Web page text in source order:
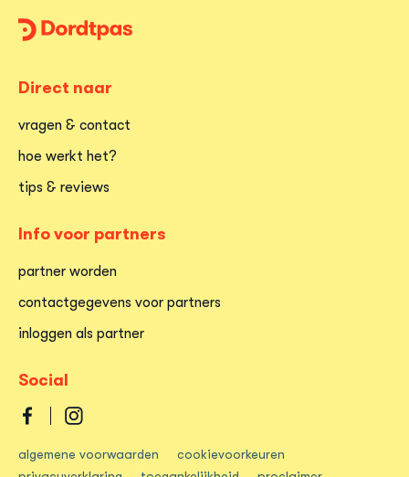
Dordtpas
Direct naar
vragen & contact
hoe werkt het?
tips & reviews
Info voor partners
partner worden
contactgegevens voor partners
inloggen als partner
Social
op
op
algemene voorwaarden
cookievoorkeuren